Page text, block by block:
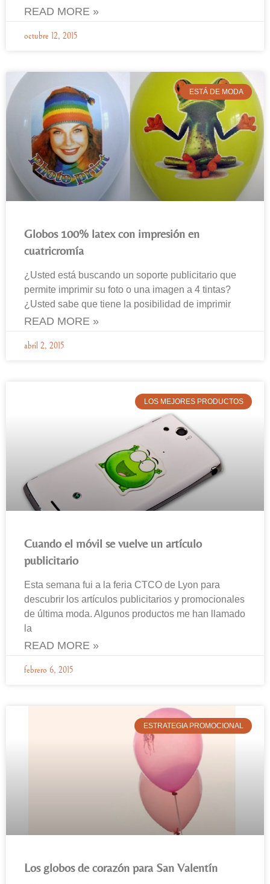
READ MORE »
octubre 12, 2015
ESTÁ DE MODA
Globos 100% latex con impresión en
cuatricromía
¿Usted está buscando un soporte publicitario que
permite imprimir su foto o una imagen a 4 tintas?
¿Usted sabe que tiene la posibilidad de imprimir
READ MORE »
abril 2, 2015
LOS MEJORES PRODUCTOS
Cuando el móvil se vuelve un artículo
publicitario
Esta semana fui a la feria CTCO de Lyon para
descubrir los artículos publicitarios y promocionales
de última moda. Algunos productos me han llamado
la
READ MORE »
febrero 6, 2015
ESTRATEGIA PROMOCIONAL
Los globos de corazón para San Valentín